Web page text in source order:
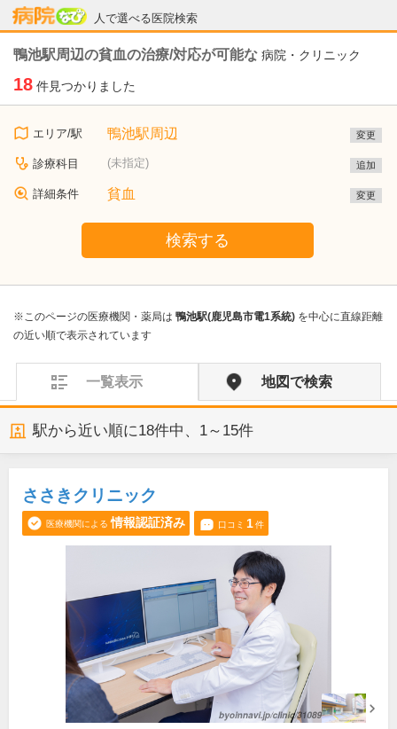
人で選べる医院検索
病院なび
鴨池駅周辺の貧血の治療/対応が可能な 病院・クリニック
18 件見つかりました
エリア/駅 鴨池駅周辺 変更
診療科目 (未指定) 追加
詳細条件 貧血 変更
検索する
※このページの医療機関・薬局は 鴨池駅(鹿児島市電1系統) を中心に直線距離
の近い順で表示されています
一覧表示 地図で検索
駅から近い順に18件中、 1～15件
ささきクリニック
医療機関による 情報認証済み 口コミ 1件